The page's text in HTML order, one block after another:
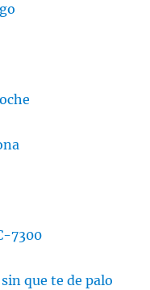
7300
que te de palo